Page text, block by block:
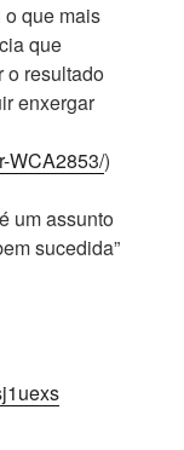
o que mais
que
o resultado
enxergar
WCA2853/)
um assunto
sucedida”